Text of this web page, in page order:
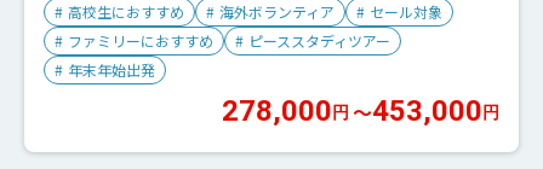
# 高校生におすすめ # 海外ボランティア # セール対象
# ファミリーにおすすめ # ピーススタディツアー
# 年末年始出発
278,000 円 〜453,000 円